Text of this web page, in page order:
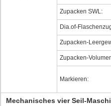
Zupacken SWL:
Dia.of-
Zupacken-
Zupacken-
Markieren:
Mechanisches vier Seil-